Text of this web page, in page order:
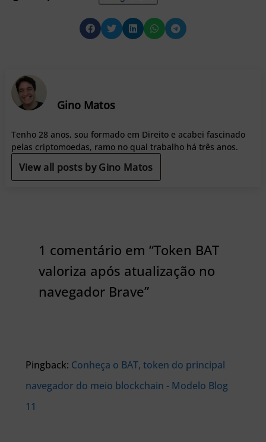
Gino Matos
Tenho 28 anos, sou formado em Direito e acabei fascinado
pelas criptomoedas, ramo no qual trabalho há três anos.
View all posts by Gino Matos
1 comentário em “Token BAT
valoriza após atualização no
navegador Brave”
Pingback: Conheça o BAT, token do principal
navegador do meio blockchain - Modelo Blog
11